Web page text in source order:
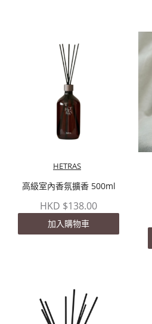
HETRAS
高級室內香氛擴香 500ml
HKD $138.00
加入購物車